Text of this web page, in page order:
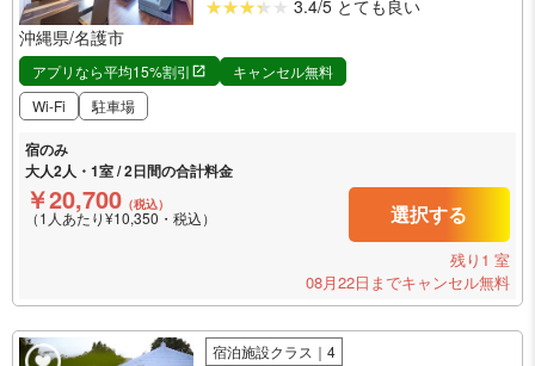
3.4/5 とても良い
沖縄県/名護市
アプリなら平均15%割引
キャンセル無料
Wi-Fi
駐車場
宿のみ
大人2人・1室 / 2日間の合計料金
￥20,700 （税込）
（1人あたり¥10,350・税込） 選択する
残り1 室
08月22日までキャンセル無料
宿泊施設クラス｜4